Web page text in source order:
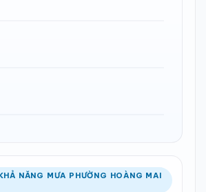
NĂNG MƯA PHƯỜNG HOÀNG MAI